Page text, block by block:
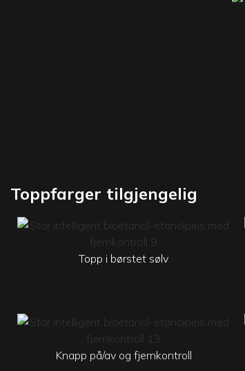
Toppfarger tilgjengelig
Topp i børstet sølv
Knapp på/av og fjernkontroll